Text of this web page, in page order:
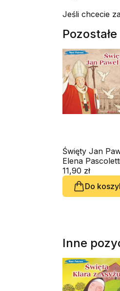
Jeśli chcecie
Święty Jan
11,90 zł
Do
Inne